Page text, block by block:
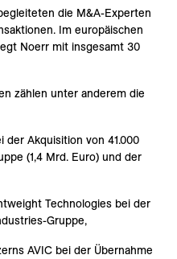
die M&A-Experten
Im europäischen
Noerr mit insgesamt 30
zählen unter anderem die
Akquisition von 41.000
(1,4 Mrd. Euro) und der
Technologies bei der
Gruppe,
AVIC bei der Übernahme